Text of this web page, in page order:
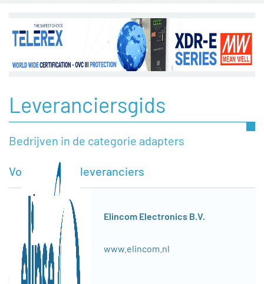
Leveranciersgids
Bedrijven in de categorie adapters
Voorgestelde leveranciers
Elincom Electronics B.V.
www.elincom.nl